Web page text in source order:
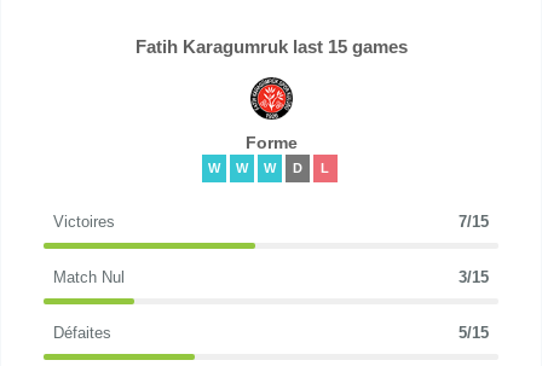
Fatih Karagumruk last 15 games
Forme
W W W D L
Victoires 7/15
Match Nul 3/15
Défaites 5/15